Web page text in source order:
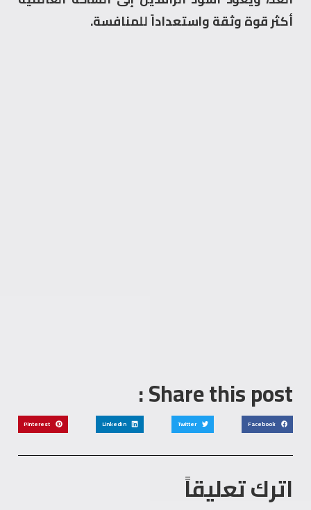
أكثر قوة وثقة واستعداداً للمنافسة.
Share this post :
Facebook
Twitter
LinkedIn
Pinterest
اترك تعليقاً